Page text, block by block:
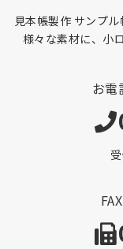
見本帳製作 サンプ
様々な素材に、小
お電